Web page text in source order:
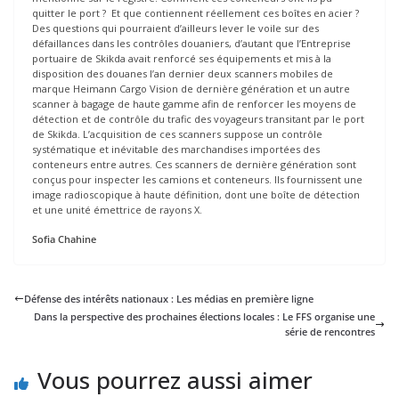
quitter le port ? Et que contiennent réellement ces boîtes en acier ?
Des questions qui pourraient d’ailleurs lever le voile sur des
défaillances dans les contrôles douaniers, d’autant que l’Entreprise
portuaire de Skikda avait renforcé ses équipements et mis à la
disposition des douanes l’an dernier deux scanners mobiles de
marque Heimann Cargo Vision de dernière génération et un autre
scanner à bagage de haute gamme afin de renforcer les moyens de
détection et de contrôle du trafic des voyageurs transitant par le port
de Skikda. L’acquisition de ces scanners suppose un contrôle
systématique et inévitable des marchandises importées des
conteneurs entre autres. Ces scanners de dernière génération sont
conçus pour inspecter les camions et conteneurs. Ils fournissent une
image radioscopique à haute définition, dont une boîte de détection
et une unité émettrice de rayons X.
Sofia Chahine
Défense des intérêts nationaux : Les médias en première ligne
Dans la perspective des prochaines élections locales : Le FFS organise une
série de rencontres
Vous pourrez aussi aimer